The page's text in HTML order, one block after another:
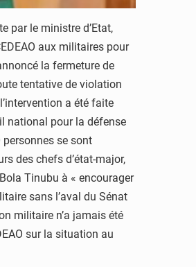
par le ministre d’Etat,
aux militaires pour
la fermeture de
tentative de violation
a été faite
national pour la défense
se sont
des chefs d’état-major,
Tinubu à « encourager
sans l’aval du Sénat
militaire n’a jamais été
sur la situation au